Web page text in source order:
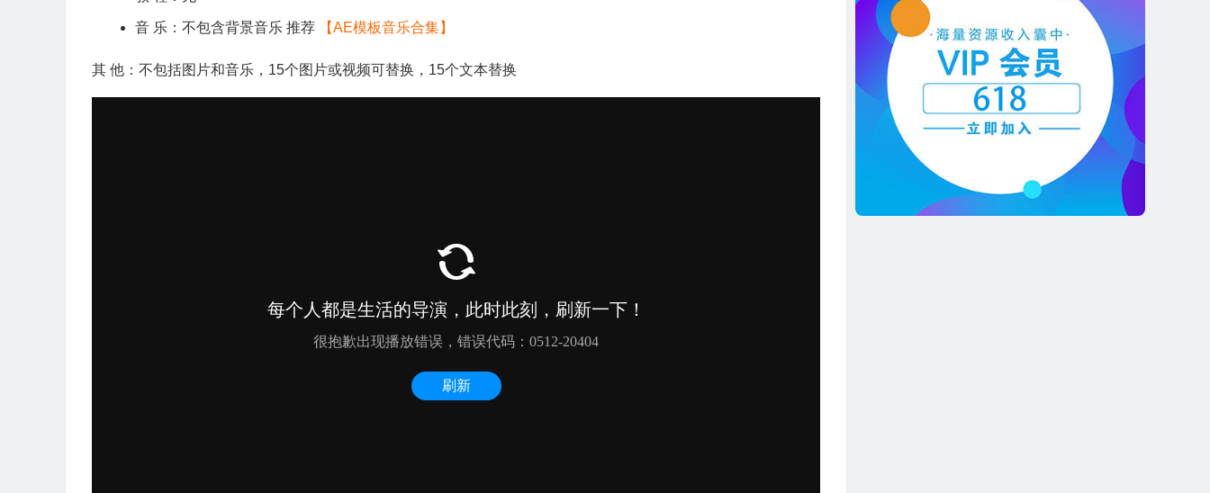
音 乐：不包含背景音乐 推荐 【AE模板音乐合集】
其 他：不包括图片和音乐，15个图片或视频可替换，15个文本替换